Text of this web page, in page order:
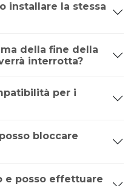
installare la stessa
della fine della
interrotta?
per i
bloccare
e posso effettuare